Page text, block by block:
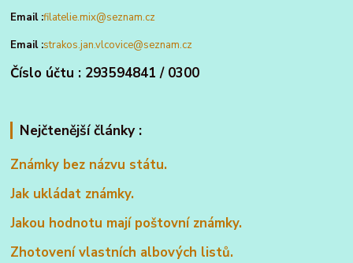
Email :filatelie.mix@seznam.cz
Email :strakos.jan.vlcovice@seznam.cz
Číslo účtu : 293594841 / 0300
Nejčtenější články :
Známky bez názvu státu.
Jak ukládat známky.
Jakou hodnotu mají poštovní známky.
Zhotovení vlastních albových listů.